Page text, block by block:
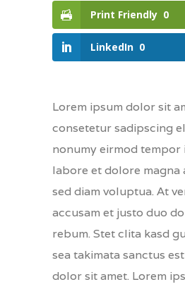
Print Friendly 0
LinkedIn 0
Lorem ipsum dolor sit
consetetur sadipscing
nonumy eirmod tempor
labore et dolore magna
sed diam voluptua. At
accusam et justo duo
rebum. Stet clita kasd
sea takimata sanctus
dolor sit amet. Lorem